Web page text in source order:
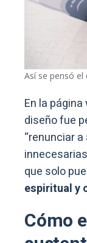
Así se pensó
En la
diseño fue
“renunciar
que solo
espiritual y
Cómo